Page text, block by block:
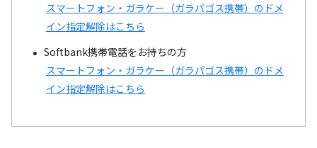
スマートフォン・ガラケー（ガラパゴス携帯）のドメ
イン指定解除はこちら
Softbank携帯電話をお持ちの方
スマートフォン・ガラケー（ガラパゴス携帯）のドメ
イン指定解除はこちら